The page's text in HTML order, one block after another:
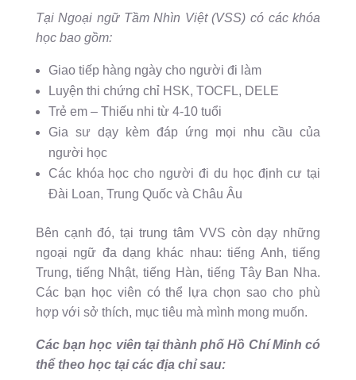
Tại Ngoại ngữ Tầm Nhìn Việt (VSS) có các khóa
học bao gồm:
Giao tiếp hàng ngày cho người đi làm
Luyện thi chứng chỉ HSK, TOCFL, DELE
Trẻ em – Thiếu nhi từ 4-10 tuổi
Gia sư dạy kèm đáp ứng mọi nhu cầu của
người học
Các khóa học cho người đi du học định cư tại
Đài Loan, Trung Quốc và Châu Âu
Bên cạnh đó, tại trung tâm VVS còn dạy những
ngoại ngữ đa dạng khác nhau: tiếng Anh, tiếng
Trung, tiếng Nhật, tiếng Hàn, tiếng Tây Ban Nha.
Các bạn học viên có thể lựa chọn sao cho phù
hợp với sở thích, mục tiêu mà mình mong muốn.
Các bạn học viên tại thành phố Hồ Chí Minh có
thể theo học tại các địa chỉ sau: